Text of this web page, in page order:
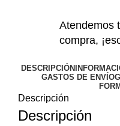
Atendemos
compra,
DESCRIPCIÓN
GASTOS DE ENVÍO
Descripción
Descripción